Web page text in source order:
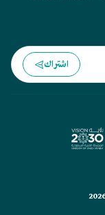
اشتراك